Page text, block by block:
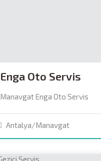
Enga Oto Servis
Manavgat Enga Oto Servis
Antalya/Manavgat